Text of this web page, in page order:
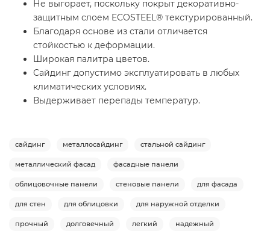
Не выгорает, поскольку покрыт декоративно-
защитным слоем ECOSTEEL® текстурированный.
Благодаря основе из стали отличается
стойкостью к деформации.
Широкая палитра цветов.
Сайдинг допустимо эксплуатировать в любых
климатических условиях.
Выдерживает перепады температур.
сайдинг металлосайдинг стальной сайдинг
металлический фасад фасадные панели
облицовочные панели стеновые панели для фасада
для стен для облицовки для наружной отделки
прочный долговечный легкий надежный